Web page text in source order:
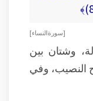
[ سورة النساء ]
وشتان بين
النصيب، وفي